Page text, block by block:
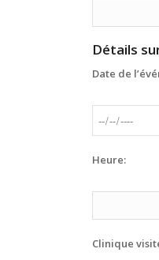
Détails
Date de
Heure:
Clinique